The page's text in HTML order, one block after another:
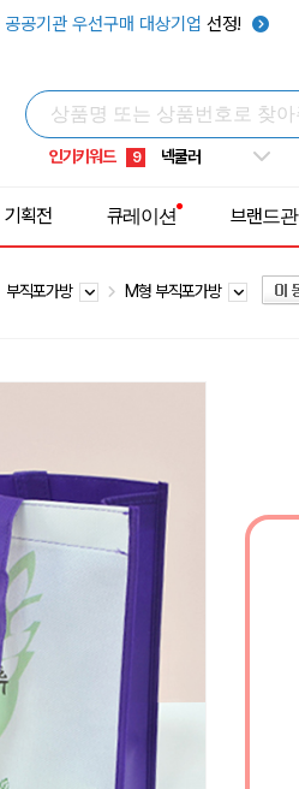
공공기관 우선구매 대상기업 선정!
인기키워드
5 키캡
8 쿨토시
9 넥쿨러
1 선풍기
기획전 큐레이션 브랜드관
부직포가방 M형 부직포가방